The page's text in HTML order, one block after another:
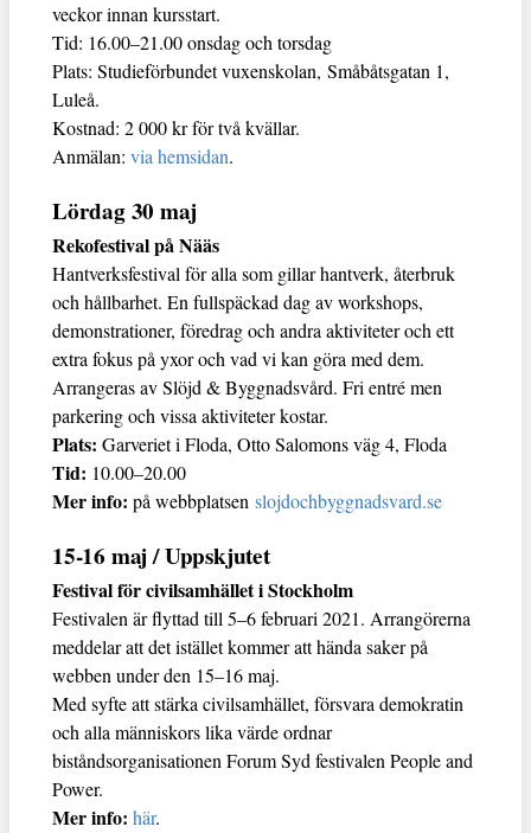
veckor innan kursstart.
Tid: 16.00–21.00 onsdag och torsdag
Plats: Studieförbundet vuxenskolan, Småbåtsgatan 1,
Luleå.
Kostnad: 2 000 kr för två kvällar.
Anmälan: via hemsidan.
Lördag 30 maj
Rekofestival på Nääs
Hantverksfestival för alla som gillar hantverk, återbruk
och hållbarhet. En fullspäckad dag av workshops,
demonstrationer, föredrag och andra aktiviteter och ett
extra fokus på yxor och vad vi kan göra med dem.
Arrangeras av Slöjd & Byggnadsvård. Fri entré men
parkering och vissa aktiviteter kostar.
Plats: Garveriet i Floda, Otto Salomons väg 4, Floda
Tid: 10.00–20.00
Mer info: på webbplatsen slojdochbyggnadsvard.se
15-16 maj / Uppskjutet
Festival för civilsamhället i Stockholm
Festivalen är flyttad till 5–6 februari 2021. Arrangörerna
meddelar att det istället kommer att hända saker på
webben under den 15–16 maj.
Med syfte att stärka civilsamhället, försvara demokratin
och alla människors lika värde ordnar
biståndsorganisationen Forum Syd festivalen People and
Power.
Mer info: här.